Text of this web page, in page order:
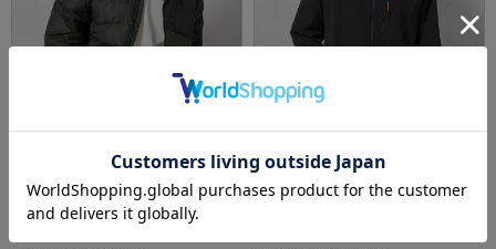
全3色
【LOGOS-ロゴス-】中綿ブルゾン【保温】無
全3色